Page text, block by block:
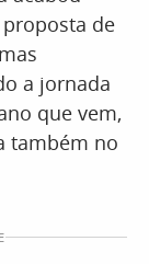
proposta de
a jornada
que vem,
também no